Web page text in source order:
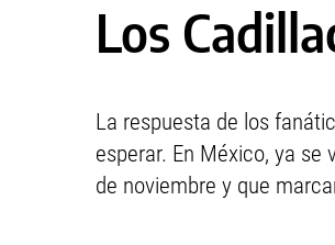
Los
La respuesta de los
esperar. En México, ya
de noviembre y que